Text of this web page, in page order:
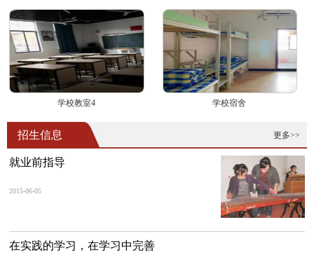
学校教室4 学校宿舍
更多>>
招生信息
就业前指导
2015-06-05
在实践的学习，在学习中完善